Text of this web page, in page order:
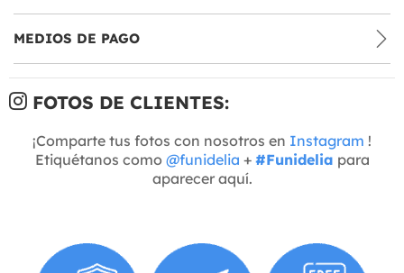
MEDIOS DE PAGO
FOTOS DE CLIENTES:
¡Comparte tus fotos con nosotros en Instagram !
Etiquétanos como @funidelia + #Funidelia para
aparecer aquí.